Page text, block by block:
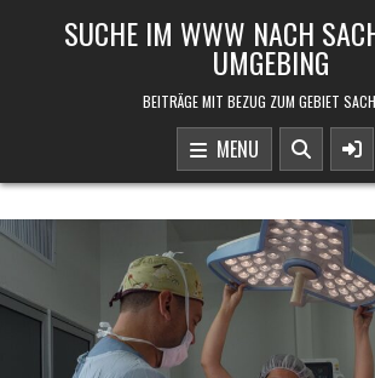
SUCHE IM WWW NACH
UMGEBING
BEITRÄGE MIT BEZUG ZUM GEBIET
MENU